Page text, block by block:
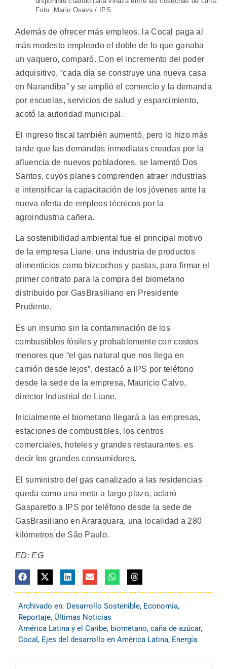
Foto: Mario Osava / IPS
Además de ofrecer más empleos, la Cocal paga al
más modesto empleado el doble de lo que ganaba
un vaquero, comparó. Con el incremento del poder
adquisitivo, “cada día se construye una nueva casa
en Narandiba” y se amplió el comercio y la demanda
por escuelas, servicios de salud y esparcimiento,
acotó la autoridad municipal.
El ingreso fiscal también aumentó, pero lo hizo más
tarde que las demandas inmediatas creadas por la
afluencia de nuevos pobladores, se lamentó Dos
Santos, cuyos planes comprenden atraer industrias
e intensificar la capacitación de los jóvenes ante la
nueva oferta de empleos técnicos por la
agroindustria cañera.
La sostenibilidad ambiental fue el principal motivo
de la empresa Liane, una industria de productos
alimenticios como bizcochos y pastas, para firmar el
primer contrato para la compra del biometano
distribuido por GasBrasiliano en Presidente
Prudente.
Es un insumo sin la contaminación de los
combustibles fósiles y probablemente con costos
menores que “el gas natural que nos llega en
camión desde lejos”, destacó a IPS por teléfono
desde la sede de la empresa, Mauricio Calvo,
director Industrial de Liane.
Inicialmente el biometano llegará a las empresas,
estaciones de combustibles, los centros
comerciales, hoteles y grandes restaurantes, es
decir los grandes consumidores.
El suministro del gas canalizado a las residencias
queda como una meta a largo plazo, aclaró
Gasparetto a IPS por teléfono desde la sede de
GasBrasiliano en Araraquara, una localidad a 280
kilómetros de São Paulo.
ED: EG
Archivado en: Desarrollo Sostenible, Economía,
Reportaje, Últimas Noticias
América Latina y el Caribe, biometano, caña de azúcar,
Cocal , Ejes del desarrollo en América Latina, Energía